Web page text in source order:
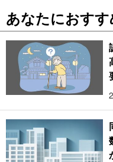
あなたにおすす